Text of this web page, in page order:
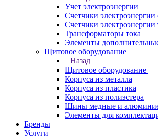
Учет электроэнергии
Счетчики
Счетчики электроэнергии
Трансформаторы тока
Элементы
Щитовое оборудование
Назад
Щитовое оборудование
Корпуса из металла
Корпуса из пластика
Корпуса из полиэстера
Шины медные и
Элементы для
Бренды
Услуги